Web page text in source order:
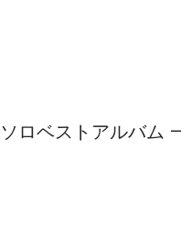
ロベストアルバム